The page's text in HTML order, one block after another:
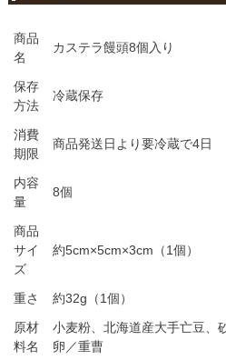
商品
名
カステラ饅頭8個入り
保存
方法
冷蔵保存
消費
期限
商品発送日より要冷蔵で4日
内容
量
8個
商品
サイ
ズ
約5cm×5cm×3cm（1個）
重さ
約32g（1個）
原材
料名
小麦粉、北海道産大手亡豆、
卵／重曹